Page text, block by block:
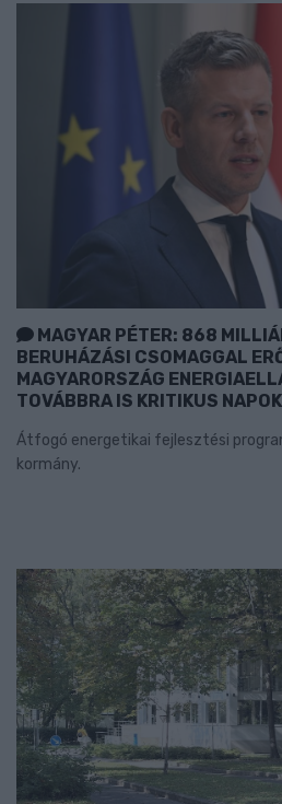
MAGYAR PÉTER: 868
BERUHÁZÁSI CSOMAGGAL
MAGYARORSZÁG
TOVÁBBRA IS KRITIKUS
Átfogó energetikai fejlesztési
kormány.